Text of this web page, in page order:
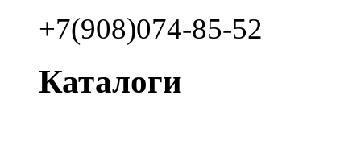
+7(908)074-85-52
Каталоги